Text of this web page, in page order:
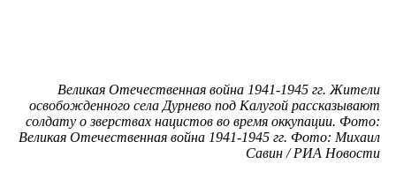
Великая Отечественная война 1941-1945 гг. Жители
освобожденного села Дурнево под Калугой рассказывают
солдату о зверствах нацистов во время оккупации. Фото:
Великая Отечественная война 1941-1945 гг. Фото: Михаил
Савин / РИА Новости